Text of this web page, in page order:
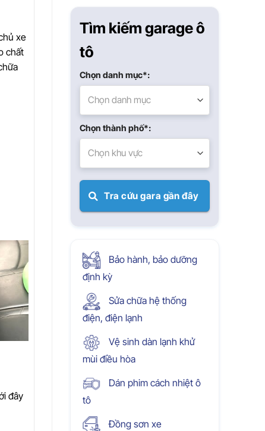
xe
chất
đây
Tìm kiếm garage ô
tô
Chọn danh mục*:
Chọn danh mục
Chọn thành phố*:
Chọn khu vực
Tra cứu gara gần đây
Bảo hành, bảo dưỡng
định kỳ
Sửa chữa hệ thống
điện, điện lạnh
Vệ sinh dàn lạnh khử
mùi điều hòa
Dán phim cách nhiệt ô
tô
Đồng sơn xe